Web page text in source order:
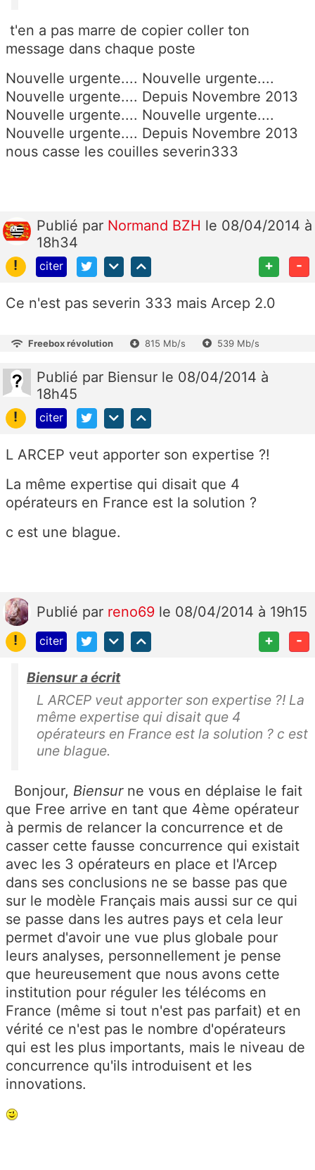
t'en a pas marre de copier coller ton
message dans chaque poste
Nouvelle urgente.... Nouvelle urgente....
Nouvelle urgente.... Depuis Novembre 2013
Nouvelle urgente.... Nouvelle urgente....
Nouvelle urgente.... Depuis Novembre 2013
nous casse les couilles severin333
Publié par Normand BZH le 08/04/2014 à
18h34
!
citer + -
Ce n'est pas severin 333 mais Arcep 2.0
Freebox révolution 815 Mb/s 539 Mb/s
Publié par Biensur le 08/04/2014 à
18h45
!
citer
L ARCEP veut apporter son expertise ?!
La même expertise qui disait que 4
opérateurs en France est la solution ?
c est une blague.
Publié par reno69 le 08/04/2014 à 19h15
!
citer + -
Biensur a écrit
L ARCEP veut apporter son expertise ?! La
même expertise qui disait que 4
opérateurs en France est la solution ? c est
une blague.
Bonjour, Biensurne vous en déplaise le fait
que Free arrive en tant que 4ème opérateur
à permis de relancer la concurrence et de
casser cette fausse concurrence qui existait
avec les 3 opérateurs en place et l'Arcep
dans ses conclusions ne se basse pas que
sur le modèle Français mais aussi sur ce qui
se passe dans les autres pays et cela leur
permet d'avoir une vue plus globale pour
leurs analyses, personnellement je pense
que heureusement que nous avons cette
institution pour réguler les télécoms en
France (même si tout n'est pas parfait) et en
vérité ce n'est pas le nombre d'opérateurs
qui est les plus importants, mais le niveau de
concurrence qu'ils introduisent et les
innovations.